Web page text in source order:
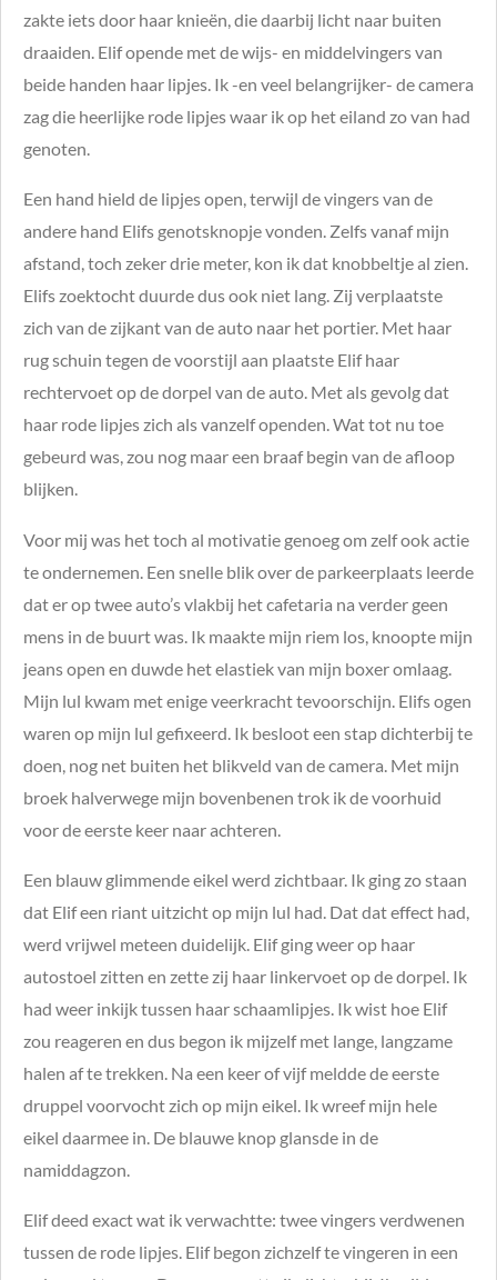
zakte iets door haar knieën, die daarbij licht naar buiten
draaiden. Elif opende met de wijs- en middelvingers van
beide handen haar lipjes. Ik -en veel belangrijker- de camera
zag die heerlijke rode lipjes waar ik op het eiland zo van had
genoten.
Een hand hield de lipjes open, terwijl de vingers van de
andere hand Elifs genotsknopje vonden. Zelfs vanaf mijn
afstand, toch zeker drie meter, kon ik dat knobbeltje al zien.
Elifs zoektocht duurde dus ook niet lang. Zij verplaatste
zich van de zijkant van de auto naar het portier. Met haar
rug schuin tegen de voorstijl aan plaatste Elif haar
rechtervoet op de dorpel van de auto. Met als gevolg dat
haar rode lipjes zich als vanzelf openden. Wat tot nu toe
gebeurd was, zou nog maar een braaf begin van de afloop
blijken.
Voor mij was het toch al motivatie genoeg om zelf ook actie
te ondernemen. Een snelle blik over de parkeerplaats leerde
dat er op twee auto’s vlakbij het cafetaria na verder geen
mens in de buurt was. Ik maakte mijn riem los, knoopte mijn
jeans open en duwde het elastiek van mijn boxer omlaag.
Mijn lul kwam met enige veerkracht tevoorschijn. Elifs ogen
waren op mijn lul gefixeerd. Ik besloot een stap dichterbij te
doen, nog net buiten het blikveld van de camera. Met mijn
broek halverwege mijn bovenbenen trok ik de voorhuid
voor de eerste keer naar achteren.
Een blauw glimmende eikel werd zichtbaar. Ik ging zo staan
dat Elif een riant uitzicht op mijn lul had. Dat dat effect had,
werd vrijwel meteen duidelijk. Elif ging weer op haar
autostoel zitten en zette zij haar linkervoet op de dorpel. Ik
had weer inkijk tussen haar schaamlipjes. Ik wist hoe Elif
zou reageren en dus begon ik mijzelf met lange, langzame
halen af te trekken. Na een keer of vijf meldde de eerste
druppel voorvocht zich op mijn eikel. Ik wreef mijn hele
eikel daarmee in. De blauwe knop glansde in de
namiddagzon.
Elif deed exact wat ik verwachtte: twee vingers verdwenen
tussen de rode lipjes. Elif begon zichzelf te vingeren in een